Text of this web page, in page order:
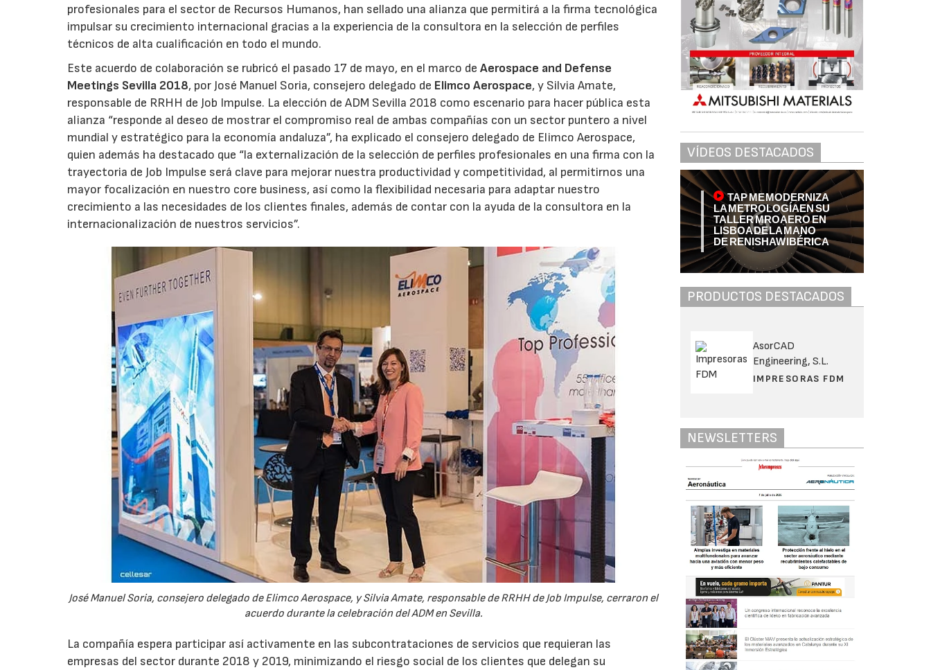
profesionales para el sector de Recursos Humanos, han sellado una alianza que permitirá a la firma tecnológica
impulsar su crecimiento internacional gracias a la experiencia de la consultora en la selección de perfiles
técnicos de alta cualificación en todo el mundo.
Este acuerdo de colaboración se rubricó el pasado 17 de mayo, en el marco deAerospace and Defense
Meetings Sevilla 2018, por José Manuel Soria, consejero delegado de Elimco Aerospace, y Silvia Amate,
responsable de RRHH de Job Impulse. La elección de ADM Sevilla 2018 como escenario para hacer pública esta
alianza “responde al deseo de mostrar el compromiso real de ambas compañías con un sector puntero a nivel
mundial y estratégico para la economía andaluza”, ha explicado el consejero delegado de Elimco Aerospace,
quien además ha destacado que “la externalización de la selección de perfiles profesionales en una firma con la
trayectoria de Job Impulse será clave para mejorar nuestra productividad y competitividad, al permitirnos una
mayor focalización en nuestro core business, así como la flexibilidad necesaria para adaptar nuestro
crecimiento a las necesidades de los clientes finales, además de contar con la ayuda de la consultora en la
internacionalización de nuestros servicios”.
José Manuel Soria, consejero delegado de Elimco Aerospace, y Silvia Amate, responsable de RRHH de Job Impulse, cerraron el
acuerdo durante la celebración del ADM en Sevilla.
La compañía espera participar así activamente en las subcontrataciones de servicios que requieran las
empresas del sector durante 2018 y 2019, minimizando el riesgo social de los clientes que delegan su
VÍDEOS DESTACADOS
TAP ME MODERNIZA
LA METROLOGÍA EN SU
TALLER MRO AERO EN
LISBOA DE LA MANO
DE RENISHAW IBÉRICA
PRODUCTOS DESTACADOS
AsorCAD
Engineering, S.L.
IMPRESORAS FDM
NEWSLETTERS